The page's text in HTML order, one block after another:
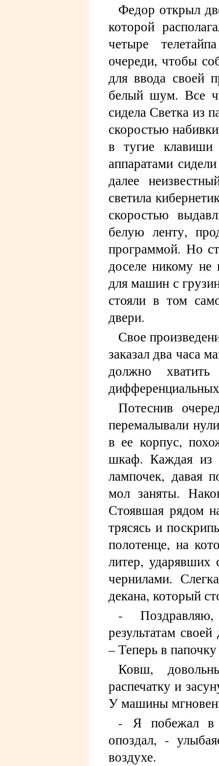
Федор открыл
которой
четыре
очереди, чтобы
для ввода своей
белый шум. Все
сидела Светка из
скоростью
в тугие клавиши
аппаратами
далее
светила
скоростью
белую ленту,
программой. Но
доселе никому
для машин с
стояли в том
двери.
Свое
заказал два часа
должно
Потеснив
перемалывали
в ее корпус,
шкаф. Каждая из
лампочек, давая
мол заняты.
Стоявшая рядом
трясясь и
полотенце, на
литер, ударявших
чернилами.
декана, который
-
результатам
– Теперь в
Ковш,
распечатку и
У машины
- Я побежал в
опоздал, -
воздухе.